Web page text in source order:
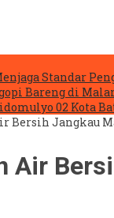
Standar
Bareng di
02 Kota
Bersih Jangkau
Air